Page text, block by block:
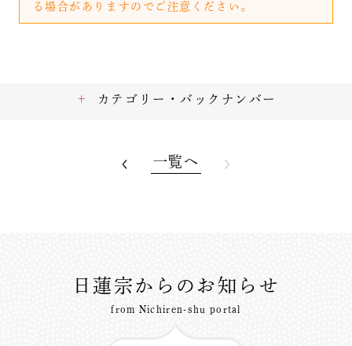
る場合がありますのでご注意ください。
カテゴリー・バックナンバー
一覧へ
日蓮宗からのお知らせ
from Nichiren-shu portal